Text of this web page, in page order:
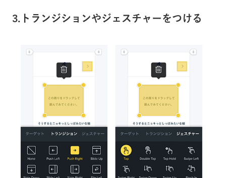
3.トランジションやジェスチャーをつける